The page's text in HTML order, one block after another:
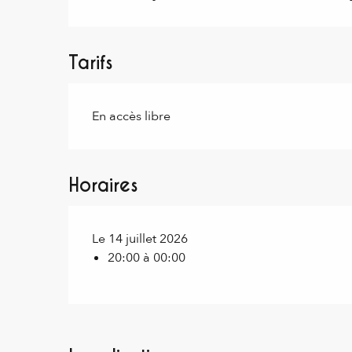
Tarifs
En accès libre
Horaires
Le 14 juillet 2026
20:00 à 00:00